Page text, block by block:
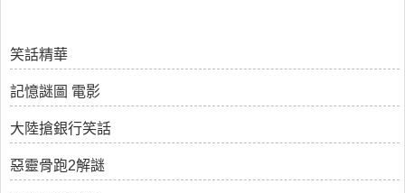
笑話精華
記憶謎圖 電影
大陸搶銀行笑話
惡靈骨跑2解謎